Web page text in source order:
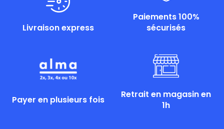
Livraison express
Paiements 100%
sécurisés
Payer en plusieurs fois
Retrait en magasin en
1h